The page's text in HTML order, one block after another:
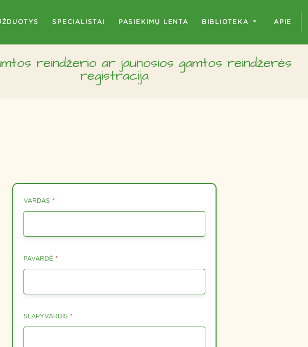
SPECIALISTAI PASIEKIMŲ LENTA BIBLIOTEKA APIE
reindžerio ar jaunosios gamtos reindžerės
registracija
VARDAS *
PAVARDĖ *
SLAPYVARDIS *